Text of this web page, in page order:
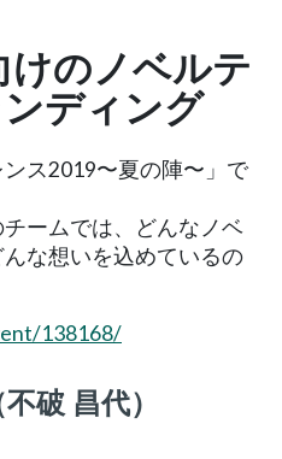
のノベルテ
ディング
ンス2019〜夏の陣〜」で
ームでは、どんなノベ
な想いを込めているの
138168/
破 昌代）